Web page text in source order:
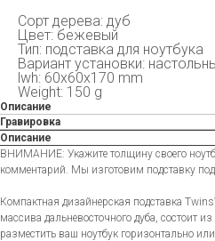
Сорт дерева: дуб
Цвет: бежевый
Тип: подставка для ноутбука
Вариант установки:
lwh: 60x60x170 mm
Weight: 150 g
Описание
Гравировка
Описание
ВНИМАНИЕ: Укажите толщину своего
комментарий. Мы изготовим подставку
Компактная дизайнерская подставка
массива дальневосточного дуба, состоит
разместить ваш ноутбук горизонтально